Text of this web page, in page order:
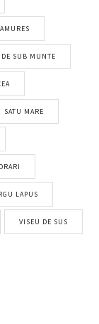
SUB MUNTE
SATU MARE
LAPUS
VISEU DE SUS